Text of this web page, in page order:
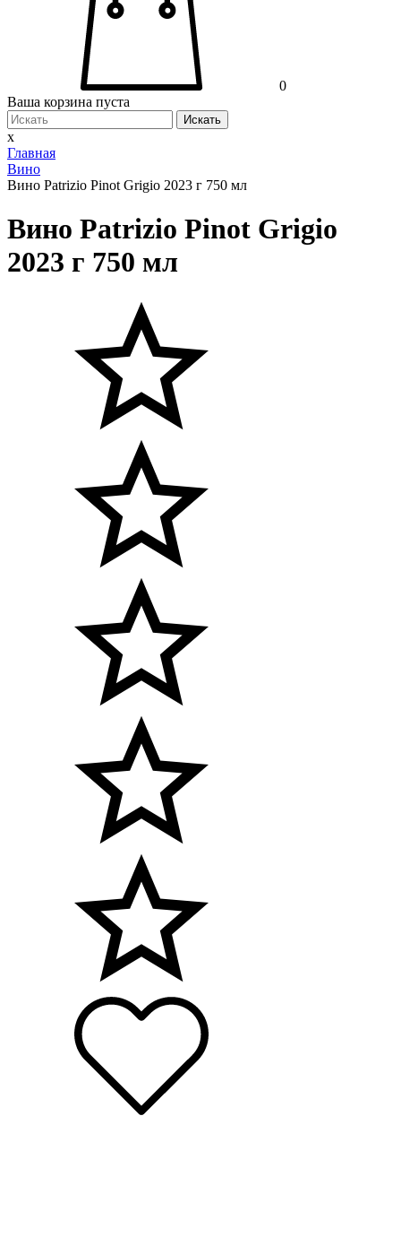
0
Ваша корзина пуста
Искать
x
Главная
Вино
Вино Patrizio Pinot Grigio 2023 г 750 мл
Вино Patrizio Pinot Grigio
2023 г 750 мл